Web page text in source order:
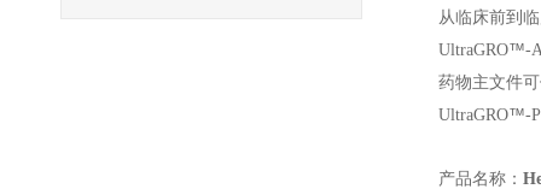
从临床前到
UltraGRO™-
药物主文件
UltraGRO™-
产品名称：